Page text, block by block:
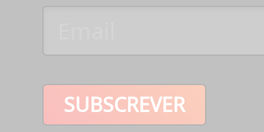
SUBSCREVER